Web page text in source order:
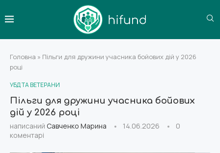
Головна » Пільги для дружини учасника бойових дій у 2026
році
УБД ТА ВЕТЕРАНИ
Пільги для дружини учасника бойових
дій у 2026 році
написаний Савченко Марина 14.06.2026
0
коментарі